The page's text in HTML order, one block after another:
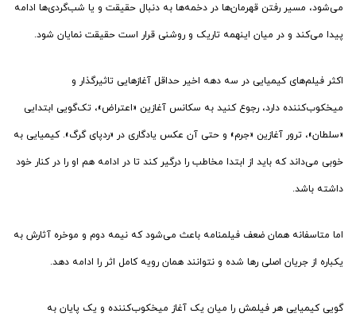
می‌شود، مسیر رفتن قهرمان‌ها در دخمه‌ها به دنبال حقیقت و یا شب‌گردی‌ها ادامه
پیدا می‌کند و در میان اینهمه تاریک و روشنی قرار است حقیقت نمایان شود.
اکثر فیلم‌های کیمیایی در سه دهه اخیر حداقل آغازهایی تاثیرگذار و
میخکوب‌کننده دارد، رجوع کنید به سکانس آغازین «اعتراض»، تک‌گویی ابتدایی
«سلطان»، ترور آغازین «جرم» و حتی آن عکس یادگاری در «ردپای گرگ». کیمیایی به
خوبی می‌داند که باید از ابتدا مخاطب را درگیر کند تا در ادامه هم او را در کنار خود
داشته باشد.
اما متاسفانه همان ضعف فیلمنامه باعث می‌شود که نیمه دوم و موخره آثارش به
یکباره از جریان اصلی رها شده و نتوانند همان رویه کامل اثر را ادامه دهد.
گویی کیمیایی هر فیلمش را میان یک آغاز میخکوب‌کننده و یک پایان به